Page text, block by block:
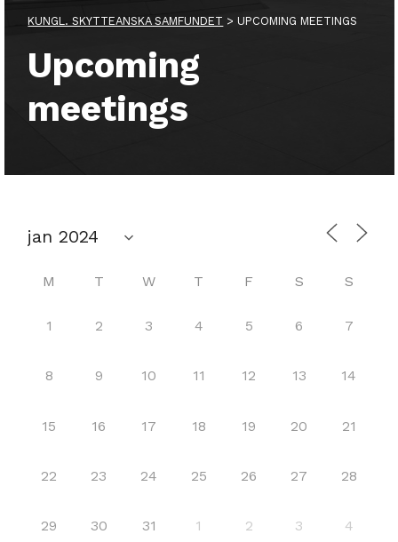
KUNGL. SKYTTEANSKA SAMFUNDET >UPCOMING MEETINGS
Upcoming
meetings
M T W T F S S
1 2 3 4 5 6 7
8 9 10 11 12 13 14
15 16 17 18 19 20 21
22 23 24 25 26 27 28
29 30 31 1 2 3 4